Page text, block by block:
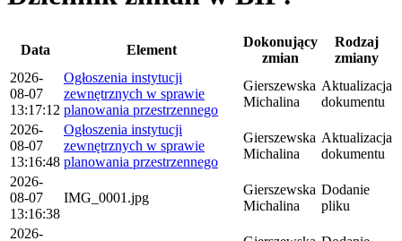
Data Element
Dokonujący
zmian
Rodzaj
zmiany
2026-
08-07
13:17:12
Ogłoszenia instytucji
zewnętrznych w sprawie
planowania przestrzennego
Gierszewska
Michalina
Aktualizacja
dokumentu
2026-
08-07
13:16:48
Ogłoszenia instytucji
zewnętrznych w sprawie
planowania przestrzennego
Gierszewska
Michalina
Aktualizacja
dokumentu
2026-
08-07
13:16:38
IMG_0001.jpg
Gierszewska
Michalina
Dodanie
pliku
2026-